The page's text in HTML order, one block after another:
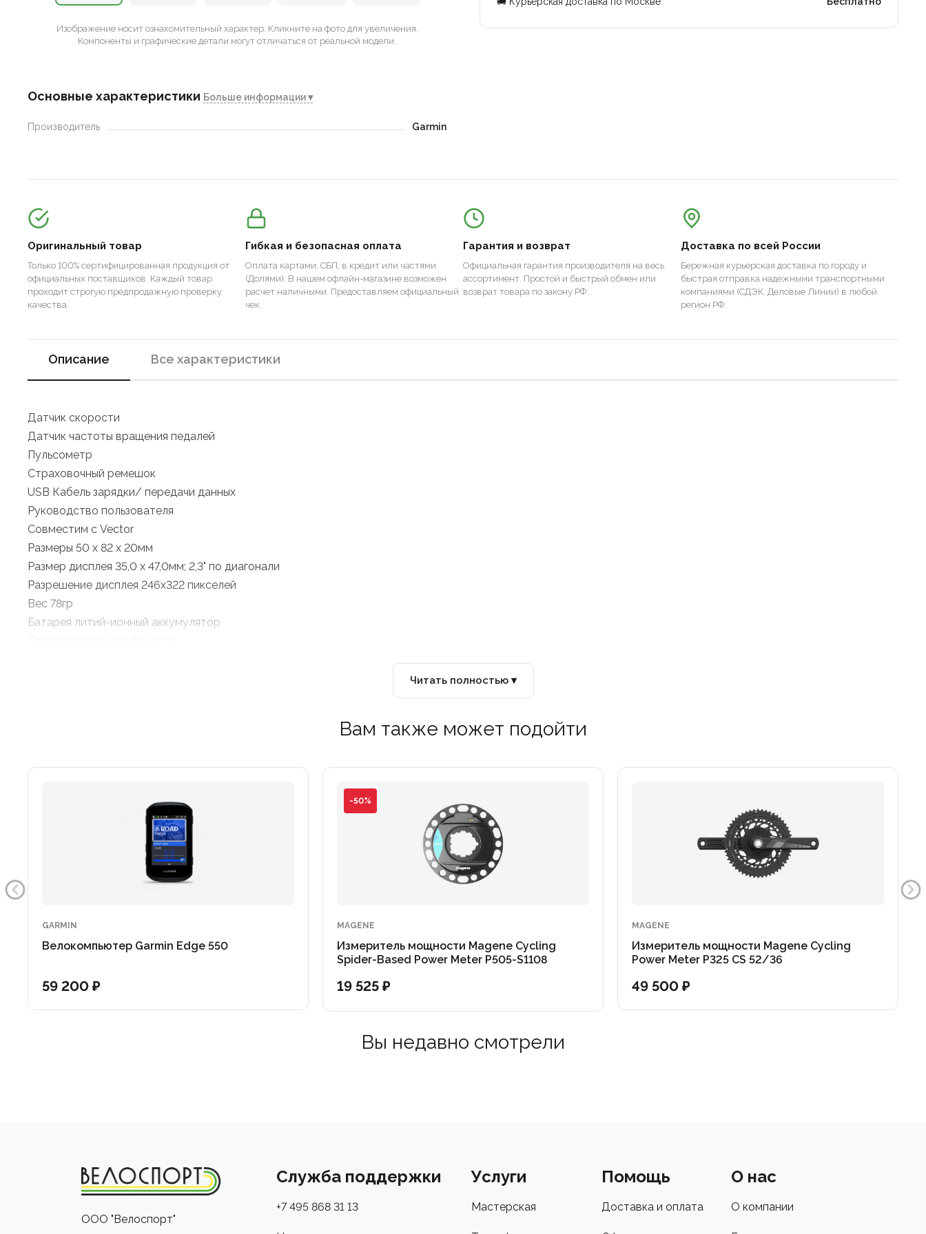
Изображение носит ознакомительный характер. Кликните на фото для увеличения.
Компоненты и графические детали могут отличаться от реальной модели.
Основные характеристики Больше информации ▾
Производитель Garmin
Оригинальный товар
Только 100% сертифицированная продукция от
официальных поставщиков. Каждый товар
проходит строгую предпродажную проверку
качества.
Гибкая и безопасная оплата
Оплата картами, СБП, в кредит или частями
(Долями). В нашем офлайн-магазине возможен
расчет наличными. Предоставляем официальный
чек.
Гарантия и возврат
Официальная гарантия производителя на весь
ассортимент. Простой и быстрый обмен или
возврат товара по закону РФ.
Доставка по всей России
Бережная курьерская доставка по городу и
быстрая отправка надежными транспортными
компаниями (СДЭК, Деловые Линии) в любой
регион РФ.
Описание Все характеристики
Датчик скорости
Датчик частоты вращения педалей
Пульсометр
Страховочный ремешок
USB Кабель зарядки/ передачи данных
Руководство пользователя
Совместим с Vector
Размеры 50 x 82 x 20мм
Размер дисплея 35,0 x 47,0мм; 2,3" по диагонали
Разрешение дисплея 246x322 пикселей
Вес 78гр
Батарея литий-ионный аккумулятор
Совместимость с Garmin Connect
Функция "Сourses" (Функция трассы)
Функция "AutoPause"(Автоматическая пауза)
Функция "AutoLap" (Автоматический круг)
Функция "Auto Scroll" (Автоматическая перемотка)
Предупреждение о времени / расстоянии
Интервальная тренировка
Вычисление калорий на основе сердечного ритма
Совместимость с измерителем мощности
Совместимость с радаром и фарами Varia
Читать полностью ▾
Вам также может подойти
GARMIN
Велокомпьютер Garmin Edge 550
59 200 ₽
-50%
MAGENE
Измеритель мощности Magene Cycling
Spider-Based Power Meter P505-S1108
19 525 ₽
MAGENE
Измеритель мощности Magene Cycling
Power Meter P325 CS 52/36
49 500 ₽
Вы недавно смотрели
ООО "Велоспорт"
Служба поддержки
+7 495 868 31 13
Услуги
Мастерская
Помощь
Доставка и оплата
О нас
О компании